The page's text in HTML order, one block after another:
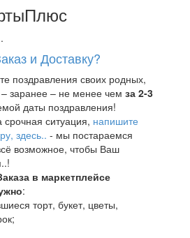
и Доставку?
поздравления своих родных,
заранее – не менее чем за 2-3
даты поздравления!
срочная ситуация, напишите
здесь.. - мы постараемся
возможное, чтобы Ваш
в маркетплейсе
:
торт, букет, цветы,